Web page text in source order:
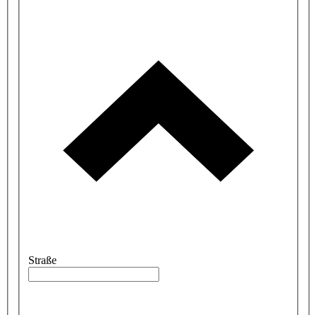
Straße